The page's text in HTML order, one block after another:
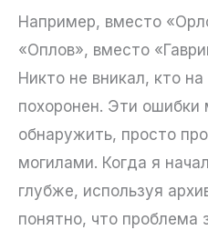
Например, вместо
«Оплов», вместо
Никто не вникал, кто
похоронен. Эти ошибки
обнаружить, просто
могилами. Когда я
глубже, используя
понятно, что проблема